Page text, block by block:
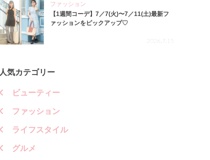
ファッション
【1週間コーデ】7／7(火)〜7／11(土)最新フ
ァッションをピックアップ♡
2026.7.15
人気カテゴリー
ビューティー
ファッション
ライフスタイル
グルメ